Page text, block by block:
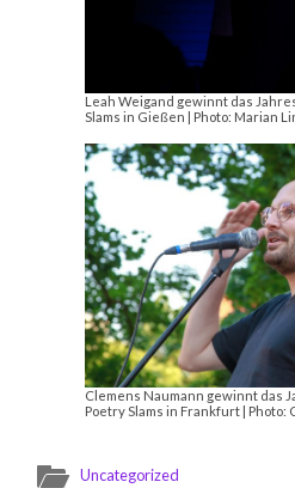
Leah Weigand gewinnt das
Slams in Gießen | Photo: Marian
Clemens Naumann gewinnt das
Poetry Slams in Frankfurt | Photo:
Uncategorized